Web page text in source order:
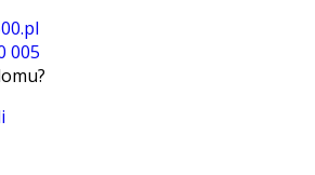
005